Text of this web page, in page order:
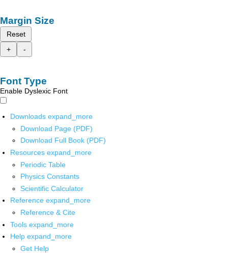
Margin Size
Reset
+
-
Font Type
Enable Dyslexic Font
Downloads expand_more
Download Page (PDF)
Download Full Book (PDF)
Resources expand_more
Periodic Table
Physics Constants
Scientific Calculator
Reference expand_more
Reference & Cite
Tools expand_more
Help expand_more
Get Help